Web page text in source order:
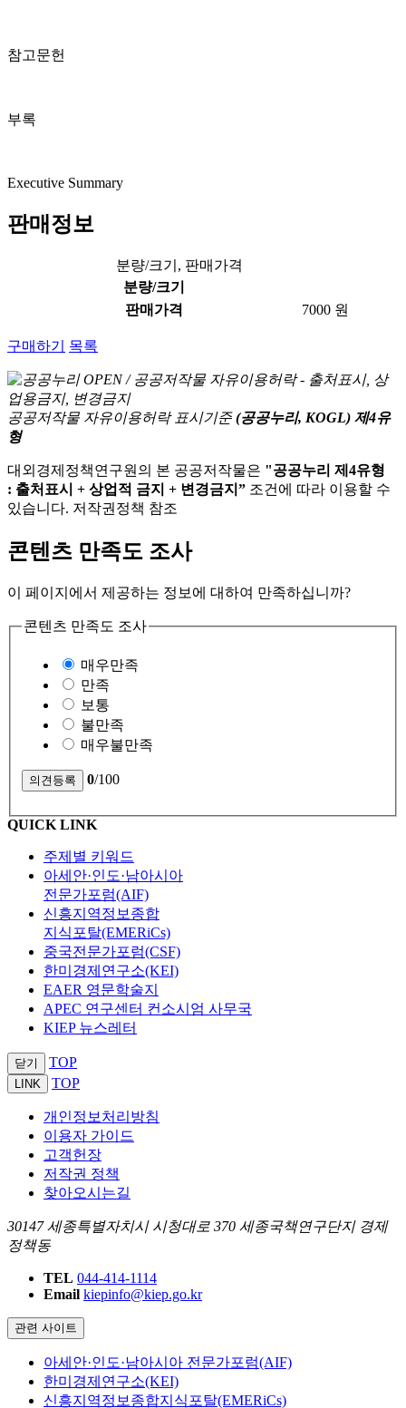
참고문헌
부록
Executive Summary
판매정보
분량/크기, 판매가격
분량/크기
판매가격
7000 원
구매하기 목록
공공저작물 자유이용허락 표시기준 (공공누리, KOGL) 제4유
형
대외경제정책연구원의 본 공공저작물은 "공공누리 제4유형
: 출처표시 + 상업적 금지 + 변경금지” 조건에 따라 이용할 수
있습니다. 저작권정책 참조
콘텐츠 만족도 조사
이 페이지에서 제공하는 정보에 대하여 만족하십니까?
콘텐츠 만족도 조사
매우만족
만족
보통
불만족
매우불만족
0/100
QUICK LINK
주제별 키워드
아세안·인도·남아시아
전문가포럼(AIF)
신흥지역정보종합
지식포탈(EMERiCs)
중국전문가포럼(CSF)
한미경제연구소(KEI)
EAER 영문학술지
APEC 연구센터 컨소시엄 사무국
KIEP 뉴스레터
닫기 TOP
LINK TOP
개인정보처리방침
이용자 가이드
고객헌장
저작권 정책
찾아오시는길
30147 세종특별자치시 시청대로 370 세종국책연구단지 경제
정책동
TEL 044-414-1114
Email kiepinfo@kiep.go.kr
관련 사이트
아세안·인도·남아시아 전문가포럼(AIF)
한미경제연구소(KEI)
신흥지역정보종합지식포탈(EMERiCs)